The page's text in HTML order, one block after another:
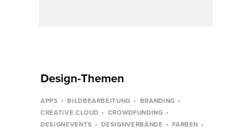
Design-Themen
APPS BILDBEARBEITUNG
BRANDING
CREATIVE CLOUD
CROWDFUNDING
DESIGNEVENTS
DESIGNVERBÄNDE
FARBEN